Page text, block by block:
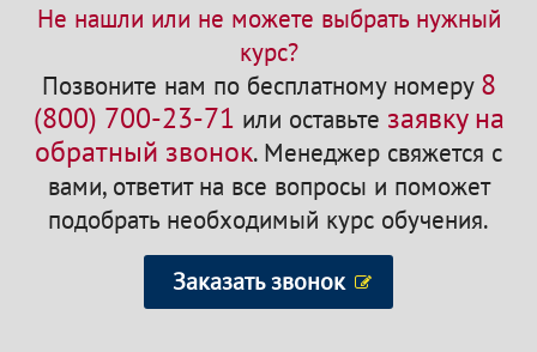
Не нашли или не можете выбрать нужный
курс?
Позвоните нам по бесплатному номеру 8
(800) 700-23-71 или оставьте заявку на
обратный звонок.Менеджер свяжется с
вами, ответит на все вопросы и поможет
подобрать необходимый курс обучения.
Заказать звонок